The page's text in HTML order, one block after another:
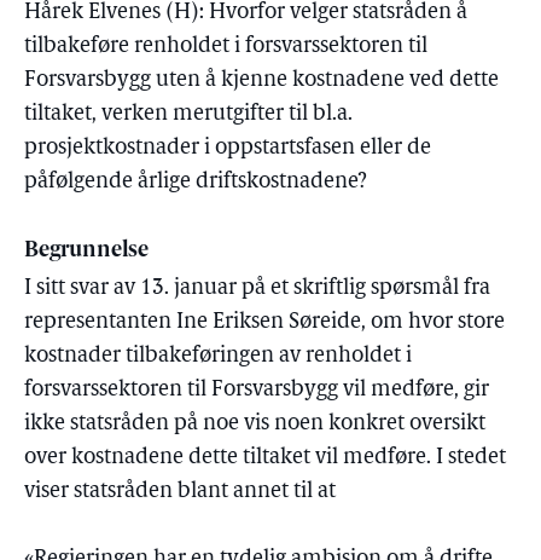
Hårek Elvenes (H): Hvorfor velger statsråden å
tilbakeføre renholdet i forsvarssektoren til
Forsvarsbygg uten å kjenne kostnadene ved dette
tiltaket, verken merutgifter til bl.a.
prosjektkostnader i oppstartsfasen eller de
påfølgende årlige driftskostnadene?
Begrunnelse
I sitt svar av 13. januar på et skriftlig spørsmål fra
representanten Ine Eriksen Søreide, om hvor store
kostnader tilbakeføringen av renholdet i
forsvarssektoren til Forsvarsbygg vil medføre, gir
ikke statsråden på noe vis noen konkret oversikt
over kostnadene dette tiltaket vil medføre. I stedet
viser statsråden blant annet til at